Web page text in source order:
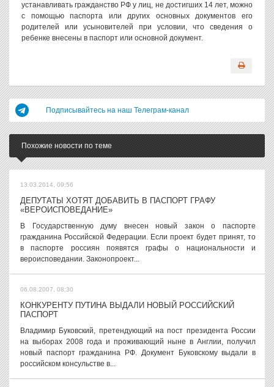
устанавливать гражданство РФ у лиц, не достигших 14 лет, можно
с помощью паспорта или других основных документов его
родителей или усыновителей при условии, что сведения о
ребенке внесены в паспорт или основной документ.
Подписывайтесь на наш Телеграм-канал
Похожие новости по теме
13.03.2014, 09:56
ДЕПУТАТЫ ХОТЯТ ДОБАВИТЬ В ПАСПОРТ ГРАФУ
«ВЕРОИСПОВЕДАНИЕ»
В Государственную думу внесен новый закон о паспорте
гражданина Российской Федерации. Если проект будет принят, то
в паспорте россиян появятся графы о национальности и
вероисповедании. Законопроект...
06.08.2007, 08:30
КОНКУРЕНТУ ПУТИНА ВЫДАЛИ НОВЫЙ РОССИЙСКИЙ
ПАСПОРТ
Владимир Буковский, претендующий на пост президента России
на выборах 2008 года и проживающий ныне в Англии, получил
новый паспорт гражданина РФ. Документ Буковскому выдали в
российском консульстве в...